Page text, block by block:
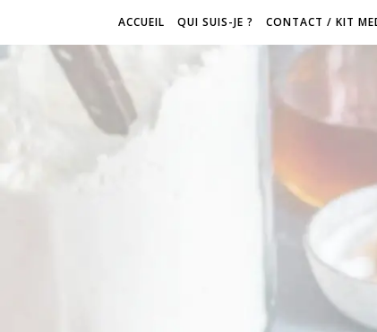
ACCUEIL QUI SUIS-JE ? CONTACT / KIT